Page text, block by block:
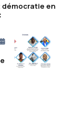
en